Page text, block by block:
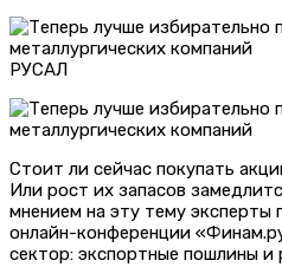
РУСАЛ
Стоит ли сейчас покупать
Или рост их запасов
мнением на эту тему эксперты
онлайн-конференции
сектор: экспортные пошлины и